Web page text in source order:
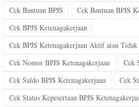
Cek Bantuan BPJS
Cek Bantuan BPJS
Cek BPJS Ketenagakerjaan
Cek BPJS Ketenagakerjaan Aktif atau Tidak
Cek Nomor BPJS Ketenagakerjaan
Cek
Cek Saldo BPJS Ketenagakerjaan
Cek
Cek Status Kepesertaan BPJS